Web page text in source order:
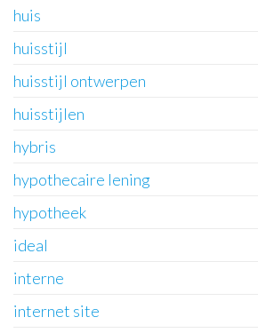
huis
huisstijl
huisstijl ontwerpen
huisstijlen
hybris
hypothecaire lening
hypotheek
ideal
interne
internet site